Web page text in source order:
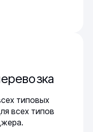
типовых
всех типов